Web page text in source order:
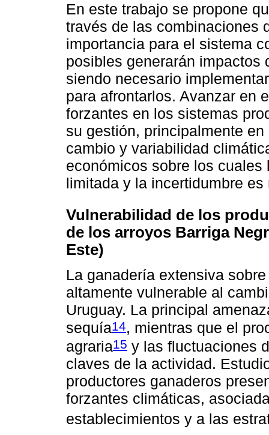
En este trabajo se propone
través de las combinaciones
importancia para el sistema
posibles generarán
siendo necesario
para afrontarlos. Avanzar en
forzantes en los sistemas
su gestión, principalmente
cambio y variabilidad
económicos sobre los
limitada y la incertidumbre es
Vulnerabilidad de los
de los arroyos Barriga
Este)
La ganadería extensiva
altamente vulnerable al
Uruguay. La principal
sequía14, mientras que el
agraria15 y las fluctuaciones
claves de la actividad.
productores ganaderos
forzantes climáticas,
establecimientos y a las